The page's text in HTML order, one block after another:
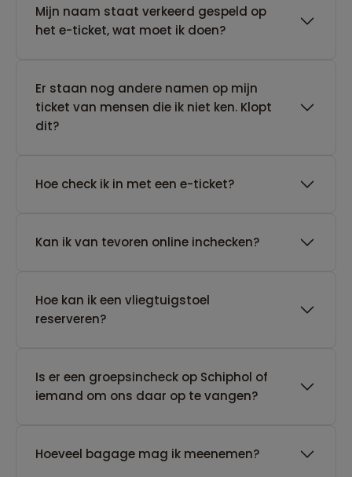
Mijn naam staat verkeerd gespeld op
het e-ticket, wat moet ik doen?
Er staan nog andere namen op mijn
ticket van mensen die ik niet ken. Klopt
dit?
Hoe check ik in met een e-ticket?
Kan ik van tevoren online inchecken?
Hoe kan ik een vliegtuigstoel
reserveren?
Is er een groepsincheck op Schiphol of
iemand om ons daar op te vangen?
Hoeveel bagage mag ik meenemen?